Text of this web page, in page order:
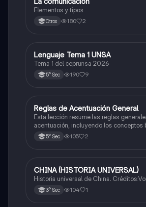
Elementos y tipos
Otros 180 2
Castellano
Lenguaje Tema 1 UNSA
Tema 1 del ceprunsa 2026
5° Sec 190 9
Castellano
Reglas de Acentuación General
Esta lección resume las reglas
acentuación, incluyendo los conceptos
acento y tilde, y cómo acentuar
graves.
5° Sec 105 2
Castellano
CHINA (HISTORIA UNIVERSAL)
Historia universal de China.
3° Sec 104 1